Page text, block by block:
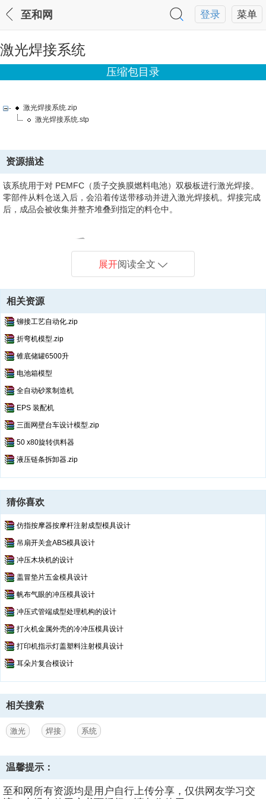
菜单
登录
至和网
激光焊接系统
压缩包目录
激光焊接系统.zip
激光焊接系统.stp
资源描述
该系统用于对 PEMFC（质子交换膜燃料电池）双极板进行激光焊接。
零部件从料仓送入后，会沿着传送带移动并进入激光焊接机。焊接完成
后，成品会被收集并整齐堆叠到指定的料仓中。
展开阅读全文
相关资源
铆接工艺自动化.zip
折弯机模型.zip
锥底储罐6500升
电池箱模型
全自动砂浆制造机
EPS 装配机
三面网壁台车设计模型.zip
50 x80旋转供料器
液压链条拆卸器.zip
猜你喜欢
仿指按摩器按摩杆注射成型模具设计
吊扇开关盒ABS模具设计
冲压木块机的设计
盖冒垫片五金模具设计
帆布气眼的冲压模具设计
冲压式管端成型处理机构的设计
打火机金属外壳的冷冲压模具设计
打印机指示灯盖塑料注射模具设计
耳朵片复合模设计
相关搜索
激光 焊接 系统
温馨提示：
至和网所有资源均是用户自行上传分享，仅供网友学习交